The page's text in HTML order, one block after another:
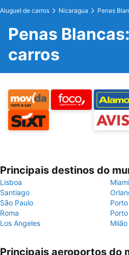
Aluguel de carros Nicaragua Penas
Penas
carros
Principais destinos do
Lisboa
Miami
Santiago
São Paulo
Roma
Porto
Los Angeles
Milão
Principais aeroportos do